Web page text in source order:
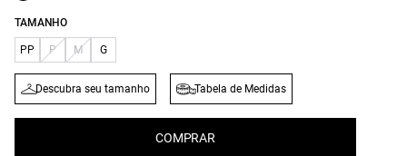
TAMANHO
PP P M G
Descubra seu tamanho Tabela de Medidas
COMPRAR